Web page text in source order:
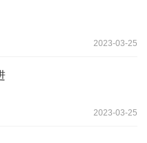
2023-03-25
2023-03-25